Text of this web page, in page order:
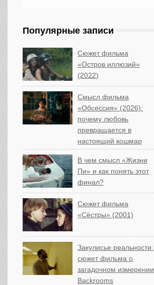
Популярные записи
Сюжет фильма
«Остров иллюзий»
(2022)
Смысл фильма
«Обсессия» (2026):
почему любовь
превращается в
настоящий кошмар
В чем смысл «Жизни
Пи» и как понять этот
финал?
Сюжет фильма
«Сёстры» (2001)
Закулисье реальности:
сюжет фильма о
загадочном измерении
Backrooms